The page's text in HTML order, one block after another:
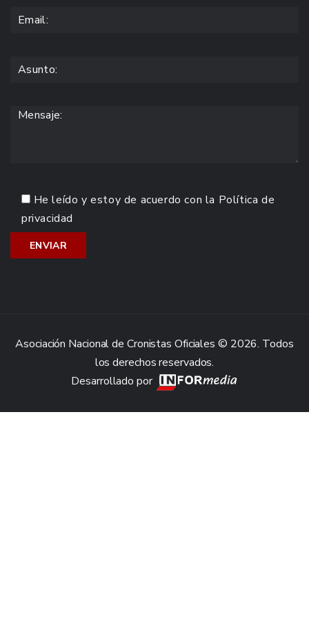
He leído y estoy de acuerdo con la Política de
privacidad
Asociación Nacional de Cronistas Oficiales © 2026. Todos
los derechos reservados.
Desarrollado por